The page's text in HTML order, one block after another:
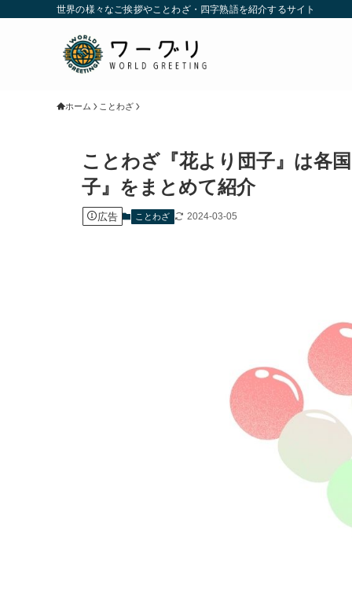
世界の様々なご挨拶やことわざ・四字熟語を紹介するサイト
ホーム ことわざ
ことわざ『花より団子』は各
子』をまとめて紹介
広告 ことわざ 2024-03-05